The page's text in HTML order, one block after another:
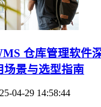
仓库管理软件
场景与选型指南
04-29 14:58:44